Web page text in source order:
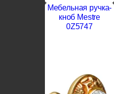
Мебельная ручка-
кноб Mestre
0Z5747